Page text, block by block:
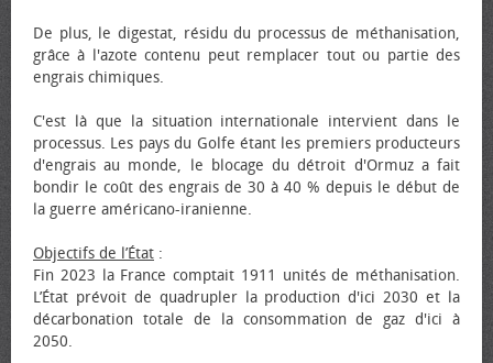
De plus, le digestat, résidu du processus de méthanisation,
grâce à l'azote contenu peut remplacer tout ou partie des
engrais chimiques.
C'est là que la situation internationale intervient dans le
processus. Les pays du Golfe étant les premiers producteurs
d'engrais au monde, le blocage du détroit d'Ormuz a fait
bondir le coût des engrais de 30 à 40 % depuis le début de
la guerre américano-iranienne.
Objectifs de l’État :
Fin 2023 la France comptait 1911 unités de méthanisation.
L’État prévoit de quadrupler la production d'ici 2030 et la
décarbonation totale de la consommation de gaz d'ici à
2050.